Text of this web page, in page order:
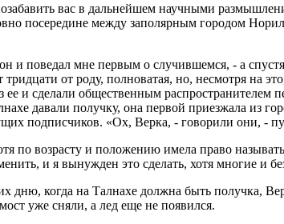
вас в дальнейшем научными
посередине между заполярным городом
и поведал мне первым о случившемся, - а
от роду, полноватая, но, несмотря
ее и сделали общественным распространителем
давали получку, она первой приезжала из
подписчиков. «Ох, Верка, - говорили они, -
по возрасту и положению имела право
и я вынужден это сделать, хотя многие и
дню, когда на Талнахе должна быть получка,
уже сняли, а лед еще не появился.